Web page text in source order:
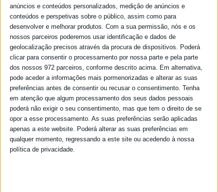
anúncios e conteúdos personalizados, medição de anúncios e
conteúdos e perspetivas sobre o público, assim como para
desenvolver e melhorar produtos. Com a sua permissão, nós e os
nossos parceiros poderemos usar identificação e dados de
geolocalização precisos através da procura de dispositivos. Poderá
clicar para consentir o processamento por nossa parte e pela parte
dos nossos 972 parceiros, conforme descrito acima. Em alternativa,
pode aceder a informações mais pormenorizadas e alterar as suas
preferências antes de consentir ou recusar o consentimento. Tenha
em atenção que algum processamento dos seus dados pessoais
poderá não exigir o seu consentimento, mas que tem o direito de se
opor a esse processamento. As suas preferências serão aplicadas
apenas a este website. Poderá alterar as suas preferências em
qualquer momento, regressando a este site ou acedendo à nossa
política de privacidade.